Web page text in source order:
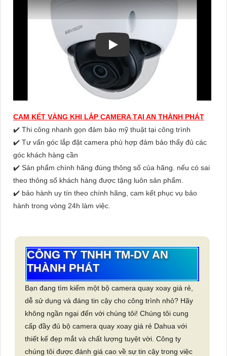
CAM KẾT VÀNG KHI LẮP CAMERA TẠI AN THÀNH PHÁT
✔️ Thi công nhanh gọn đảm bảo mỹ thuật tại công trình
✔️ Tư vấn góc lắp đặt camera phù hợp đảm bảo thấy đủ các
góc khách hàng cần
✔️ Sản phẩm chính hãng đúng thông số của hãng. nếu có sai
theo thông số khách hàng được tặng luôn sản phẩm.
✔️ bảo hành uy tín theo chính hãng, cam kết phục vụ bảo
hành trong vòng 24h làm việc.
CÔNG TY TNHH TM-DV AN
THÀNH PHÁT
Bạn đang tìm kiếm một bộ camera quay xoay giá rẻ,
dễ sử dụng và đáng tin cậy cho công trình nhỏ? Hãy
không ngần ngại đến với chúng tôi! Chúng tôi cung
cấp đầy đủ bộ camera quay xoay giá rẻ Dahua với
thiết kế đẹp mắt và chất lượng tuyệt vời. Công ty
chúng tôi được đánh giá cao về sự tin cậy trong việc